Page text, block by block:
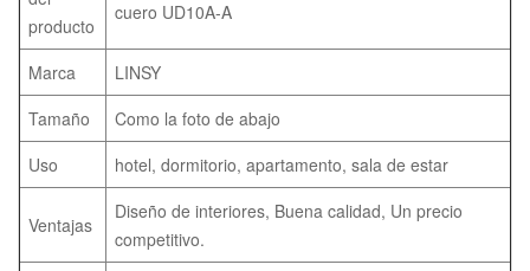
producto
cuero UD10A-A
Marca
LINSY
Tamaño
Como la foto de abajo
Uso
hotel, dormitorio, apartamento, sala de estar
Ventajas
Diseño de interiores, Buena calidad, Un precio
competitivo.